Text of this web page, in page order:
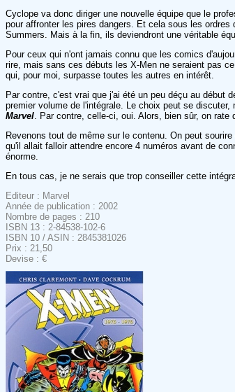
Cyclope va donc diriger une nouvelle équipe que le
pour affronter les pires dangers. Et cela sous les
Summers. Mais à la fin, ils deviendront une véritable
Pour ceux qui n'ont jamais connu que les comics
rire, mais sans ces débuts les X-Men ne seraient pas
qui, pour moi, surpasse toutes les autres en intérêt.
Par contre, c'est vrai que j'ai été un peu déçu au début
premier volume de l'intégrale. Le choix peut se
Marvel . Par contre, celle-ci, oui. Alors, bien sûr, on
Revenons tout de même sur le contenu. On peut
qu'il allait falloir attendre encore 4 numéros avant de
énorme.
En tous cas, je ne serais que trop conseiller cette
Editeur : Marvel
Année de publication : 2002
Nombre de pages : 210
ISBN 13 : 2-84538-102-6
ISBN 10 / ASIN : 2845381026
Prix : 21,50
Devise : €